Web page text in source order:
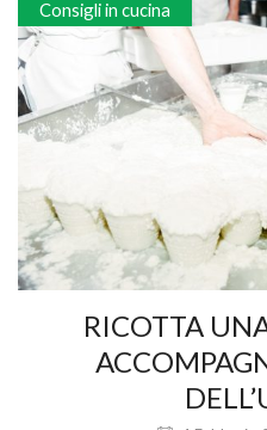
Consigli in cucina
RICOTTA